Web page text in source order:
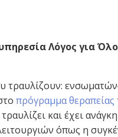
Λόγος για
τραυλίζουν:
πρόγραμμα θεραπείας
και έχει
όπως η